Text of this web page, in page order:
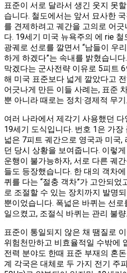
표준이 서로 달라서 생긴 웃지 못
습니다. 철도에서는 앞서 묘사한
를 견제하려고 궤간을 고의로 어
다. 19세기 미국 뉴욕주의 에 rie
광궤로 선로를 깔면서 “남들이 우
하게 하겠다”는 속내를 밝혔습니
막겠다는 군사전략 이유로 5피트
해 미국 표준보다 넓게 깔았다고
어긋나게 만든 이들 사례는, 표준
뿐 아니라 때로는 정치·경제적 무
여러 나라에서 제각기 사용했던
19세기 도식입니다. 번호 1은 가
넓은 7피트 궤간으로 영국과 미국,
던 당시 상황을 보여줍니다​. 이렇
운행이 불가능하자, 서로 다른 궤
들도 등장했습니다. 한 대의 객차
퀴를 다는 “절충 객차”가 고안되었
로 조절할 수 있는 장치까지 발명
뿐이었습니다. 폭넓은 바퀴는 선
일으켰고, 조절식 바퀴는 관리 불
표준이 통일되지 않은 채 땜질로
위험천만하고 비효율적일 수밖에
전력 분야도 한때 표준 부재의 혼
계 각국은 대체로 두 가지 전기 주